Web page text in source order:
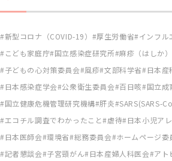
新型コロナ（COVID-19） 厚生労働省 インフル
こども家庭庁 国立感染症研究所 麻疹（はしか）
子どもの心対策委員会 風疹 文部科学省 日本
日本感染症学会 公衆衛生委員会 百日咳 国立
国立健康危機管理研究機構 肝炎 SARS(SARS-
エコチル調査でわかったこと 虐待 日本小児ア
日本医師会 環境省 総務委員会 ホームページ委
記者懇談会 子宮頸がん 日本産婦人科医会 アト